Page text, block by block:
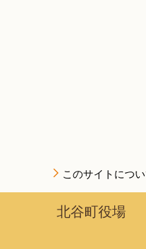
このサイトにつ
北谷町役場